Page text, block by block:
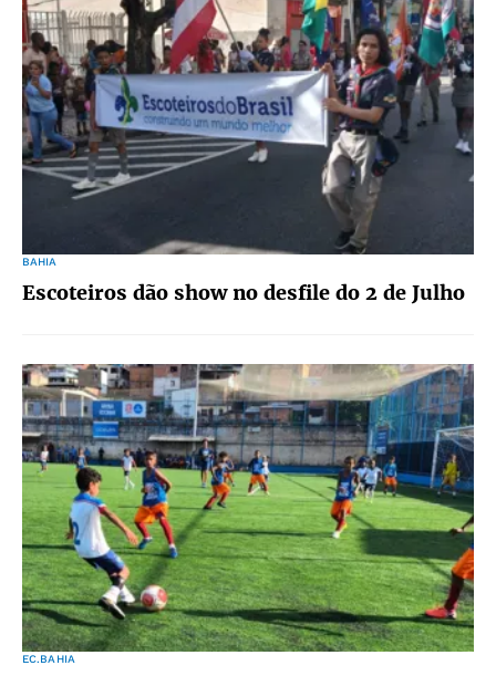
BAHIA
Escoteiros dão show no desfile do 2 de Julho
EC.BAHIA